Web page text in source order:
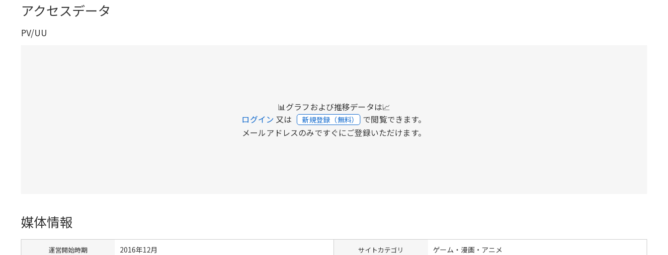
アクセスデータ
PV/UU
📊グラフおよび推移データは📈
ログイン 又は 新規登録（無料） で閲覧できます。
メールアドレスのみですぐにご登録いただけます。
媒体情報
運営開始時期 2016年12月 サイトカテゴリ ゲーム・漫画・アニメ